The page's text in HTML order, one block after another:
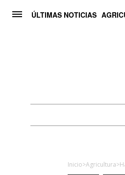
ÚLTIMAS NOTICIAS
Inicio>Agricultura>